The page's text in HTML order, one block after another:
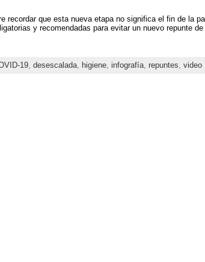
recordar que esta nueva etapa no significa el fin de la
y recomendadas para evitar un nuevo repunte
19, desescalada, higiene, infografía, repuntes video